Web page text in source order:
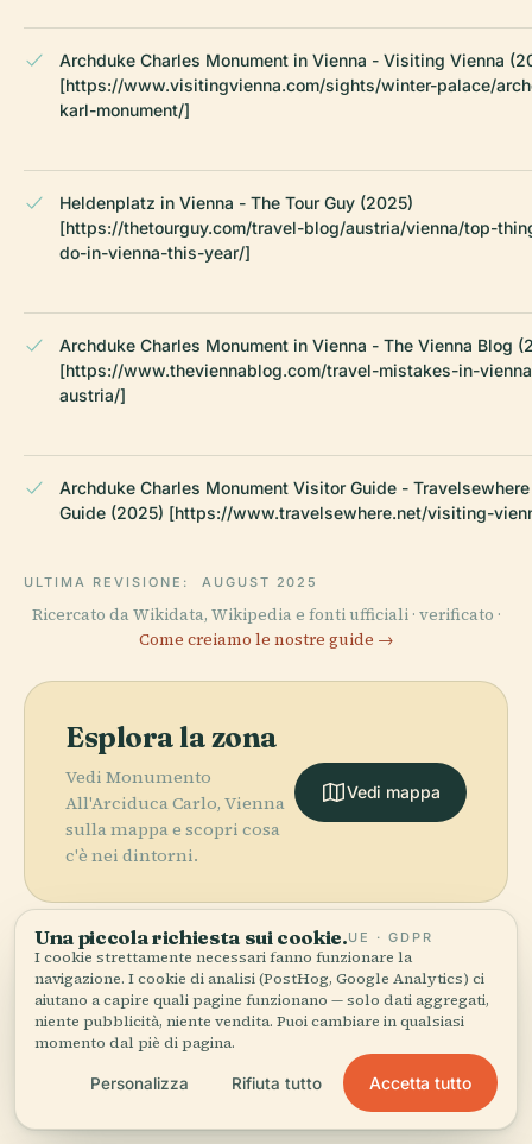
Archduke Charles Monument in Vienna - Visiting Vienna
[https://www.visitingvienna.com/sights/winter-palace/
karl-monument/]
Heldenplatz in Vienna - The Tour Guy (2025)
[https://thetourguy.com/travel-blog/austria/vienna/top-
do-in-vienna-this-year/]
Archduke Charles Monument in Vienna - The Vienna Blog
[https://www.theviennablog.com/travel-mistakes-in-
austria/]
Archduke Charles Monument Visitor Guide -
Guide (2025) [https://www.travelsewhere.net/visiting-
ULTIMA REVISIONE: AUGUST 2025
Ricercato da Wikidata, Wikipedia e fonti ufficiali · verificato ·
Come creiamo le nostre guide →
Esplora la zona
Vedi Monumento
All'Arciduca Carlo, Vienna
sulla mappa e scopri cosa
c'è nei dintorni.
Vedi mappa
More inVienna.
518 luoghi da scoprire — alcuni da abbinare.
Kunsthistorisches
Wiener
Staatsoper
Hofburg
PLACE
Castello di
Schönbrunn
Una piccola richiesta sui cookie.UE · GDPR
I cookie strettamente necessari fanno funzionare la
navigazione. I cookie di analisi (PostHog, Google Analytics) ci
aiutano a capire quali pagine funzionano — solo dati aggregati,
niente pubblicità, niente vendita. Puoi cambiare in qualsiasi
momento dal piè di pagina.
Personalizza Rifiuta tutto Accetta tutto